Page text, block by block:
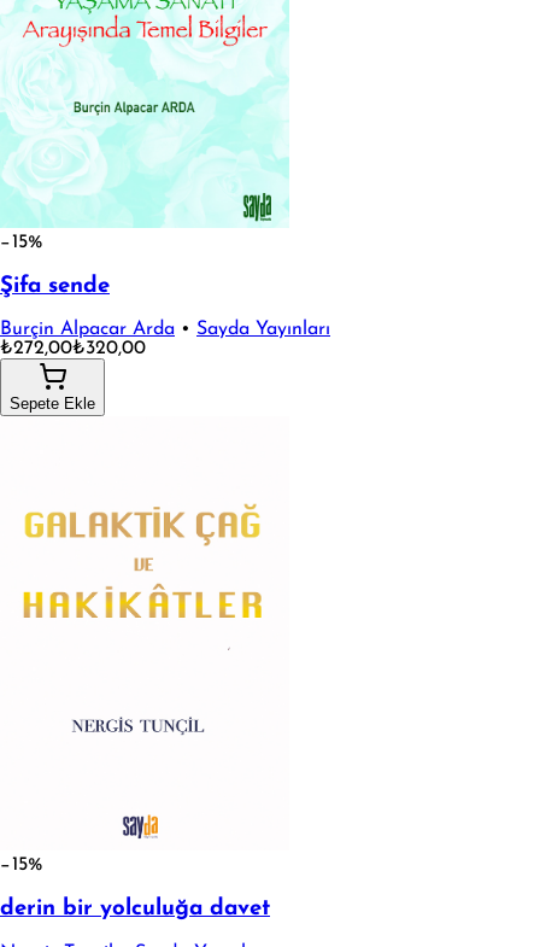
−15%
Şifa sende
Burçin Alpacar Arda • Sayda Yayınları
₺272,00₺320,00
Sepete Ekle
−15%
derin bir yolculuğa davet